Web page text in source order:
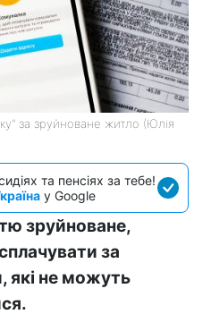
за зруйноване житло (Юлія
та пенсіях за тебе!
у Google
зруйноване,
за
які не можуть